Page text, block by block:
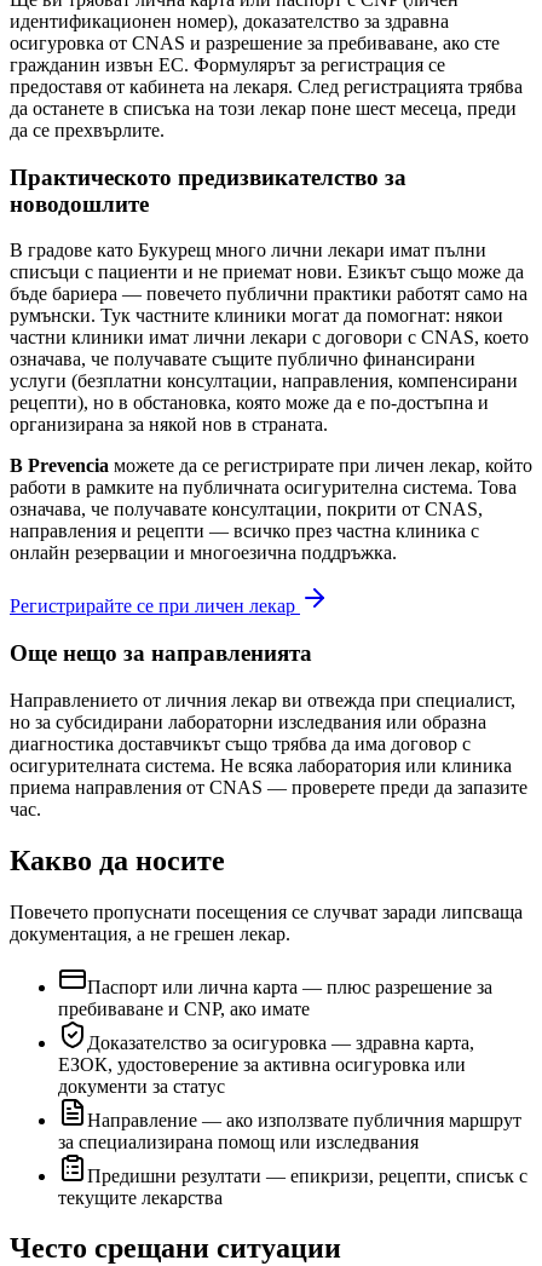
идентификационен номер), доказателство за здравна
осигуровка от CNAS и разрешение за пребиваване, ако сте
гражданин извън ЕС. Формулярът за регистрация се
предоставя от кабинета на лекаря. След регистрацията трябва
да останете в списъка на този лекар поне шест месеца, преди
да се прехвърлите.
Практическото предизвикателство за
новодошлите
В градове като Букурещ много лични лекари имат пълни
списъци с пациенти и не приемат нови. Езикът също може да
бъде бариера — повечето публични практики работят само на
румънски. Тук частните клиники могат да помогнат: някои
частни клиники имат лични лекари с договори с CNAS, което
означава, че получавате същите публично финансирани
услуги (безплатни консултации, направления, компенсирани
рецепти), но в обстановка, която може да е по-достъпна и
организирана за някой нов в страната.
В Prevencia можете да се регистрирате при личен лекар, който
работи в рамките на публичната осигурителна система. Това
означава, че получавате консултации, покрити от CNAS,
направления и рецепти — всичко през частна клиника с
онлайн резервации и многоезична поддръжка.
Регистрирайте се при личен лекар
Още нещо за направленията
Направлението от личния лекар ви отвежда при специалист,
но за субсидирани лабораторни изследвания или образна
диагностика доставчикът също трябва да има договор с
осигурителната система. Не всяка лаборатория или клиника
приема направления от CNAS — проверете преди да запазите
час.
Какво да носите
Повечето пропуснати посещения се случват заради липсваща
документация, а не грешен лекар.
Паспорт или лична карта — плюс разрешение за
пребиваване и CNP, ако имате
Доказателство за осигуровка — здравна карта,
ЕЗОК, удостоверение за активна осигуровка или
документи за статус
Направление — ако използвате публичния маршрут
за специализирана помощ или изследвания
Предишни резултати — епикризи, рецепти, списък с
текущите лекарства
Често срещани ситуации